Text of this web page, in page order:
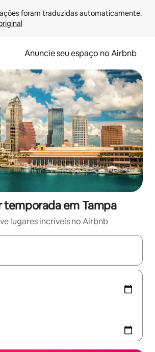
Anuncie seu espaço no Airbnb
temporada em Tampa
lugares incríveis no Airbnb
estiverem disponíveis, explore-os